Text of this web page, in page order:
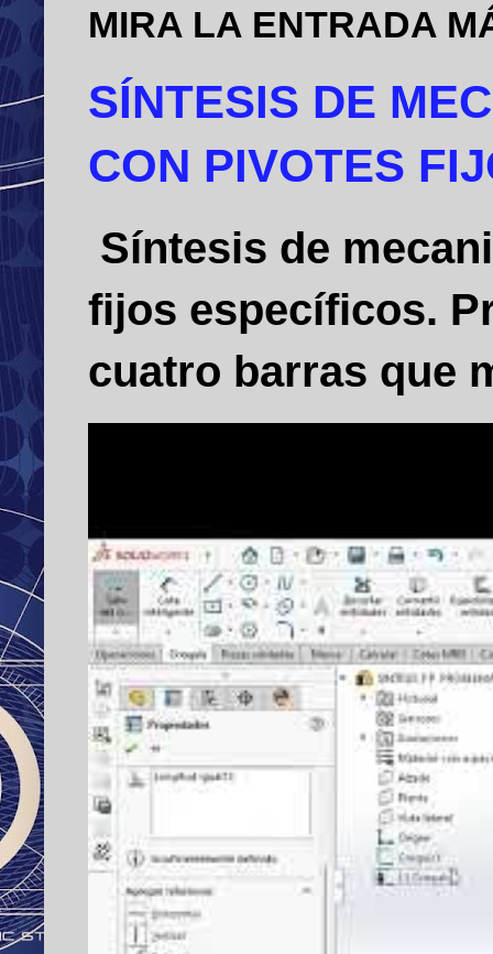
MIRA LA ENTRADA
SÍNTESIS DE
CON PIVOTES
Síntesis de
fijos específicos.
cuatro barras que